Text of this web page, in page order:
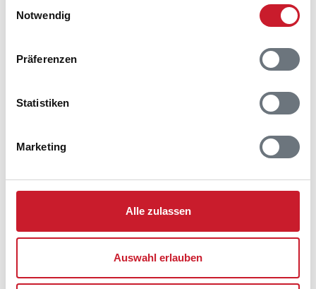
Notwendig
Präferenzen
Statistiken
Marketing
Alle zulassen
Auswahl erlauben
Ferienhaus E4579
Årgab